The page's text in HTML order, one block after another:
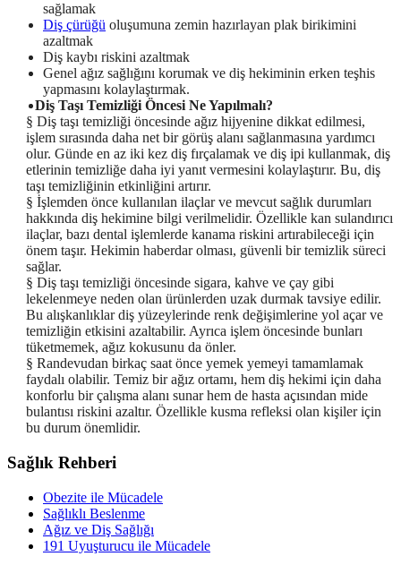
sağlamak
Diş çürüğü oluşumuna zemin hazırlayan plak birikimini
azaltmak
Diş kaybı riskini azaltmak
Genel ağız sağlığını korumak ve diş hekiminin erken teşhis
yapmasını kolaylaştırmak.
Diş Taşı Temizliği Öncesi Ne Yapılmalı?
§ Diş taşı temizliği öncesinde ağız hijyenine dikkat edilmesi,
işlem sırasında daha net bir görüş alanı sağlanmasına yardımcı
olur. Günde en az iki kez diş fırçalamak ve diş ipi kullanmak, diş
etlerinin temizliğe daha iyi yanıt vermesini kolaylaştırır. Bu, diş
taşı temizliğinin etkinliğini artırır.
§ İşlemden önce kullanılan ilaçlar ve mevcut sağlık durumları
hakkında diş hekimine bilgi verilmelidir. Özellikle kan sulandırıcı
ilaçlar, bazı dental işlemlerde kanama riskini artırabileceği için
önem taşır. Hekimin haberdar olması, güvenli bir temizlik süreci
sağlar.
§ Diş taşı temizliği öncesinde sigara, kahve ve çay gibi
lekelenmeye neden olan ürünlerden uzak durmak tavsiye edilir.
Bu alışkanlıklar diş yüzeylerinde renk değişimlerine yol açar ve
temizliğin etkisini azaltabilir. Ayrıca işlem öncesinde bunları
tüketmemek, ağız kokusunu da önler.
§ Randevudan birkaç saat önce yemek yemeyi tamamlamak
faydalı olabilir. Temiz bir ağız ortamı, hem diş hekimi için daha
konforlu bir çalışma alanı sunar hem de hasta açısından mide
bulantısı riskini azaltır. Özellikle kusma refleksi olan kişiler için
bu durum önemlidir.
Sağlık Rehberi
Obezite ile Mücadele
Sağlıklı Beslenme
Ağız ve Diş Sağlığı
191 Uyuşturucu ile Mücadele